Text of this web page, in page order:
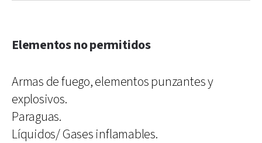
Elementos no permitidos
Armas de fuego, elementos punzantes y
explosivos.
Paraguas.
Líquidos/ Gases inflamables.